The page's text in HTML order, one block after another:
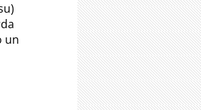
un